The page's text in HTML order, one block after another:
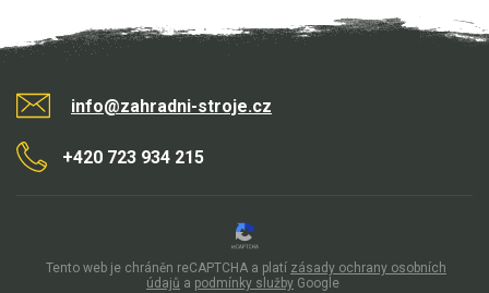
info@zahradni-stroje.cz
+420 723 934 215
Tento web je chráněn reCAPTCHA a platí zásady ochrany osobních
údajů a podmínky služby Google